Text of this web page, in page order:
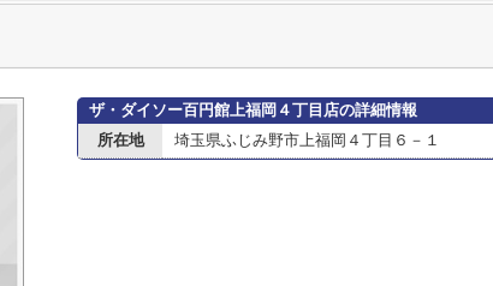
ザ・ダイソー百円館上福岡４丁目店の詳細情報
所在地
埼玉県ふじみ野市上福岡４丁目６－１